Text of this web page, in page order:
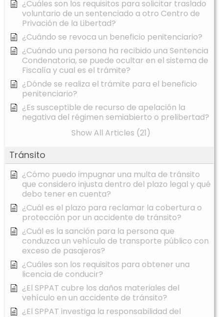
¿Cuáles son los requisitos para solicitar traslado
voluntario de un sentenciado a otro Centro de
Privación de la Libertad?
¿Cuándo se revoca un beneficio penitenciario?
¿Cuándo una persona ha recibido una Sentencia
Condenatoria, se puede ocultar en el sistema de
Fiscalía y cual es el trámite?
¿Dónde se realiza el trámite para el beneficio
penitenciario?
¿Es susceptible de recurso de apelación la
negativa del régimen semiabierto o prelibertad?
Show All Articles (21)
Tránsito
¿Cómo puedo impugnar una multa de tránsito
que considero injusta dentro del plazo legal y qué
debo tener en cuenta?
¿Cuál es el plazo para reclamar la cobertura o
protección por un accidente de tránsito?
¿Cuál es la sanción para la persona que
conduzca un vehículo de transporte público con
exceso de pasajeros?
¿Cuáles son los requisitos para obtener una
licencia de conducir?
¿El SPPAT cubre los daños materiales del
vehículo en un accidente de tránsito?
¿El SPPAT investiga la responsabilidad del